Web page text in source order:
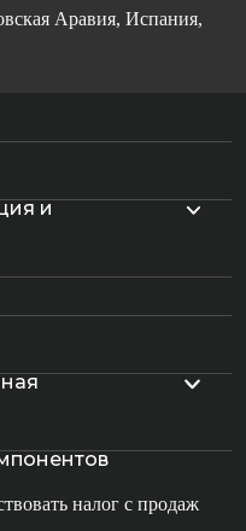
Аравия, Испания,
и
налог с продаж